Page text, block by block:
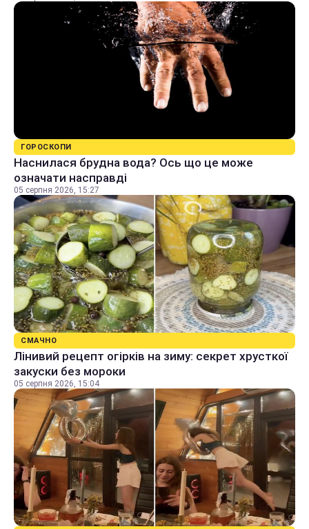
ГОРОСКОПИ
Наснилася брудна вода? Ось що це може
означати насправді
05 серпня 2026, 15:27
СМАЧНО
Лінивий рецепт огірків на зиму: секрет хрусткої
закуски без мороки
05 серпня 2026, 15:04